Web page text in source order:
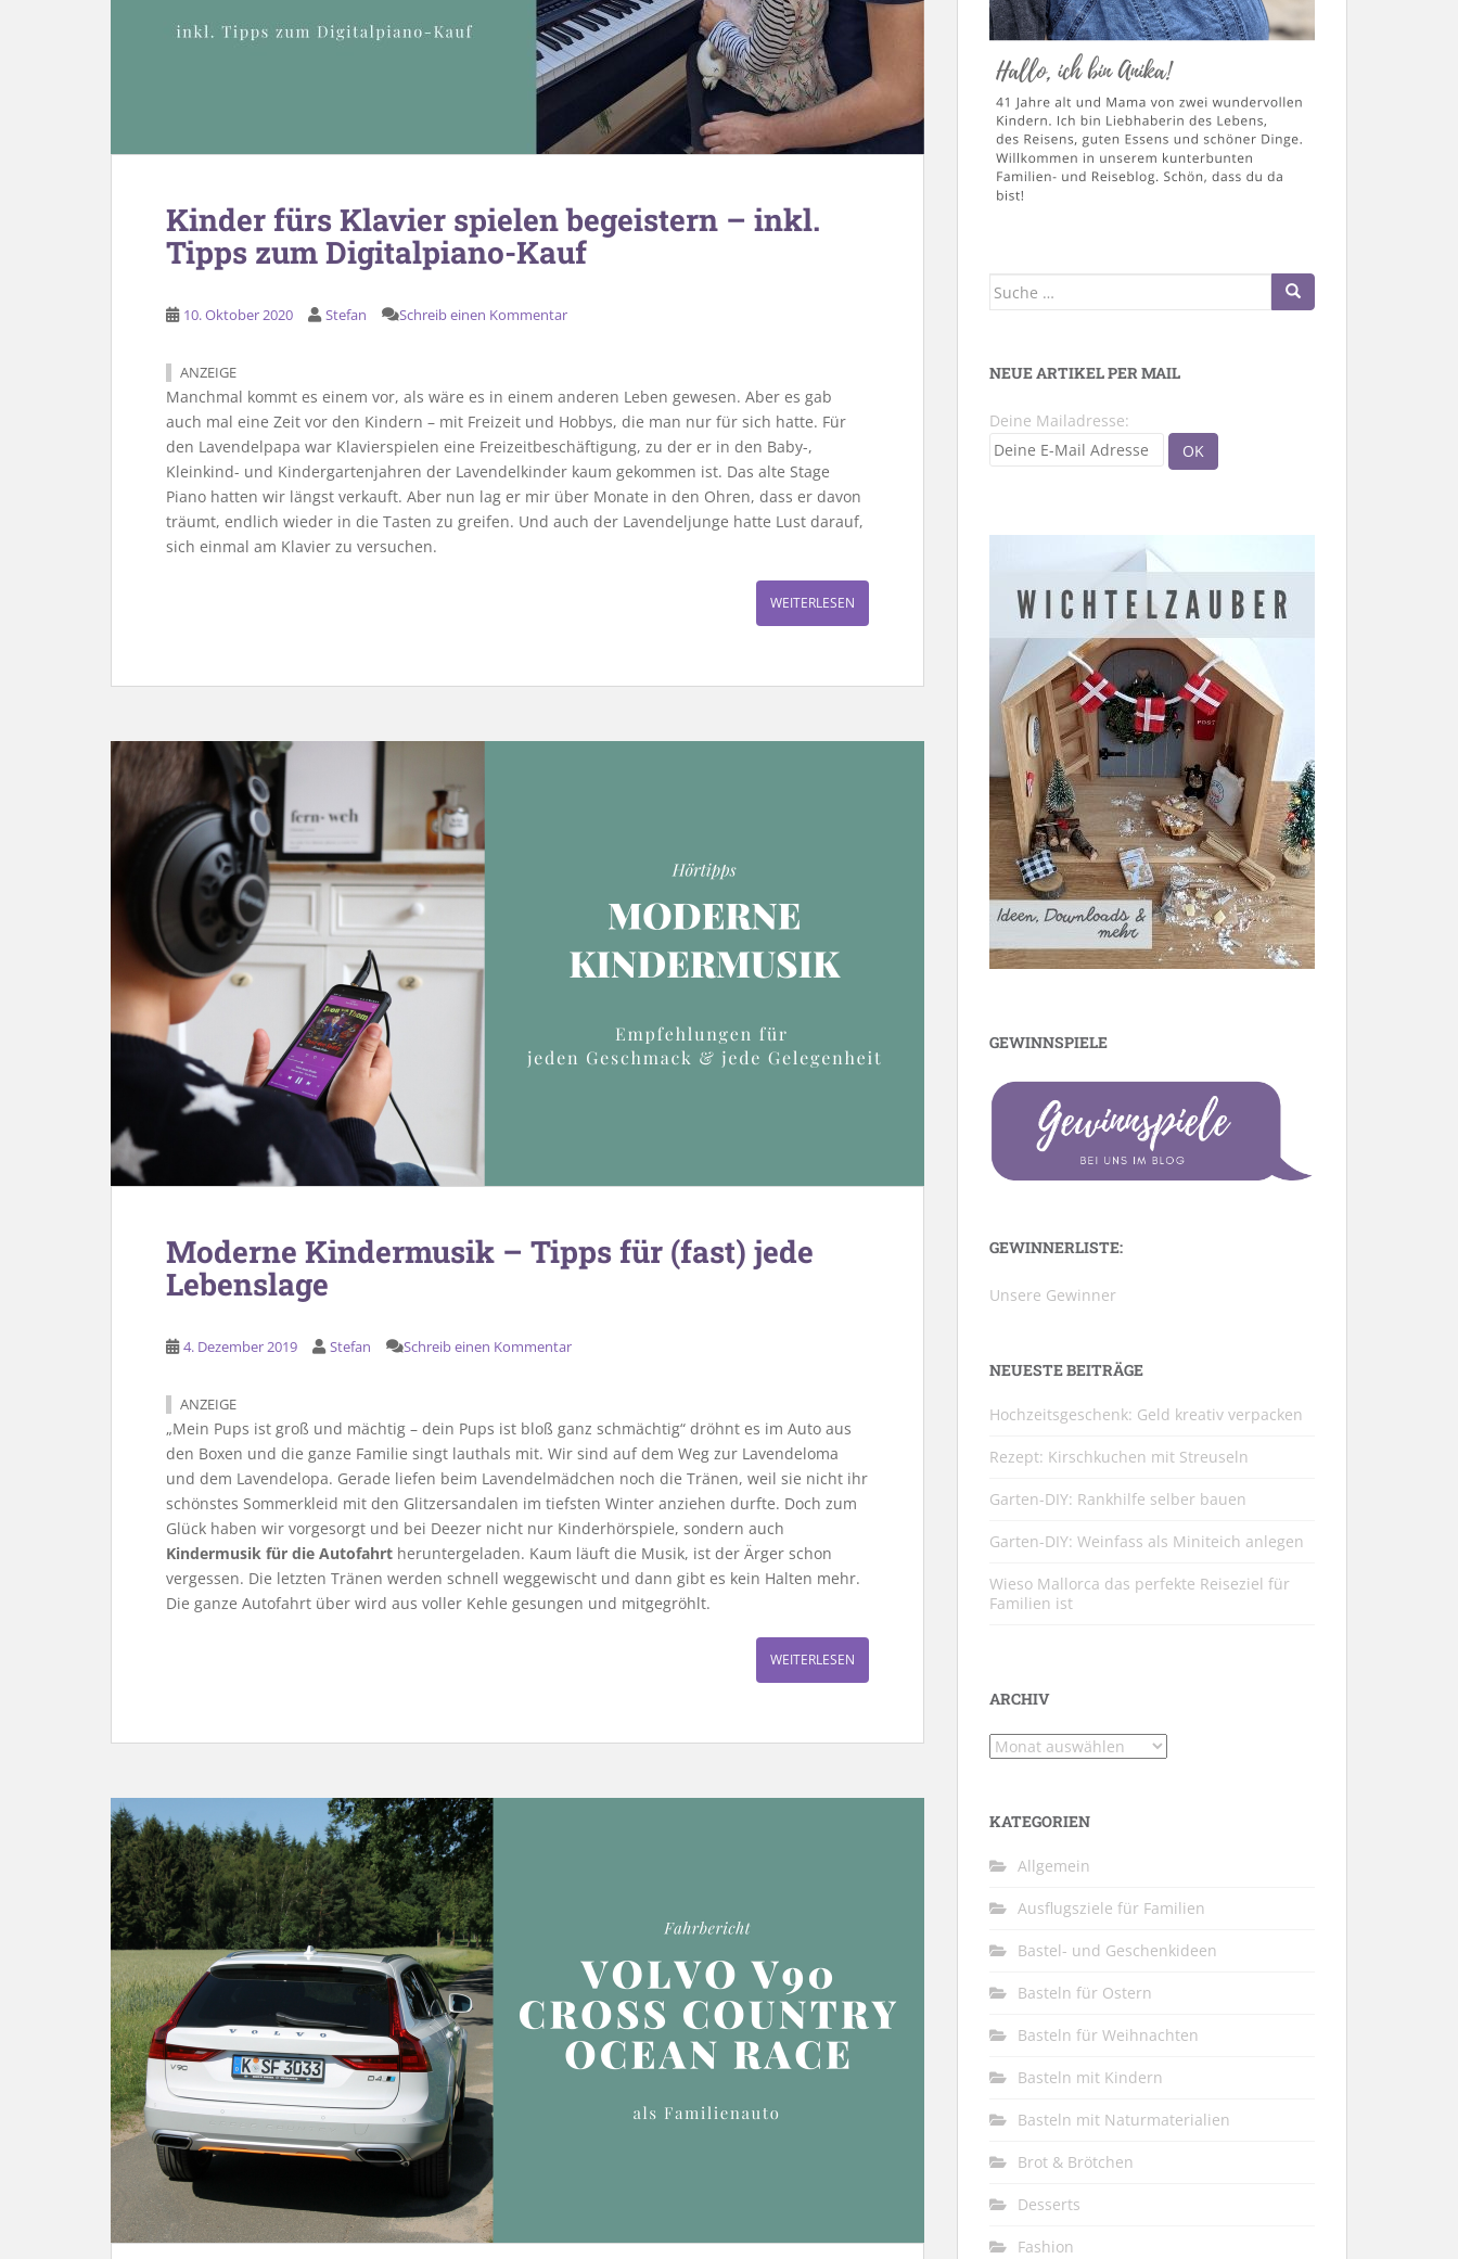
Kinder fürs Klavier spielen begeistern – inkl.
Tipps zum Digitalpiano-Kauf
10. Oktober 2020 Stefan Schreib einen Kommentar
ANZEIGE
Manchmal kommt es einem vor, als wäre es in einem anderen Leben gewesen. Aber es gab
auch mal eine Zeit vor den Kindern – mit Freizeit und Hobbys, die man nur für sich hatte. Für
den Lavendelpapa war Klavierspielen eine Freizeitbeschäftigung, zu der er in den Baby-,
Kleinkind- und Kindergartenjahren der Lavendelkinder kaum gekommen ist. Das alte Stage
Piano hatten wir längst verkauft. Aber nun lag er mir über Monate in den Ohren, dass er davon
träumt, endlich wieder in die Tasten zu greifen. Und auch der Lavendeljunge hatte Lust darauf,
sich einmal am Klavier zu versuchen.
WEITERLESEN
Moderne Kindermusik – Tipps für (fast) jede
Lebenslage
4. Dezember 2019 Stefan Schreib einen Kommentar
ANZEIGE
„Mein Pups ist groß und mächtig – dein Pups ist bloß ganz schmächtig“ dröhnt es im Auto aus
den Boxen und die ganze Familie singt lauthals mit. Wir sind auf dem Weg zur Lavendeloma
und dem Lavendelopa. Gerade liefen beim Lavendelmädchen noch die Tränen, weil sie nicht ihr
schönstes Sommerkleid mit den Glitzersandalen im tiefsten Winter anziehen durfte. Doch zum
Glück haben wir vorgesorgt und bei Deezer nicht nur Kinderhörspiele, sondern auch
Kindermusik für die Autofahrt heruntergeladen. Kaum läuft die Musik, ist der Ärger schon
vergessen. Die letzten Tränen werden schnell weggewischt und dann gibt es kein Halten mehr.
Die ganze Autofahrt über wird aus voller Kehle gesungen und mitgegröhlt.
WEITERLESEN
Suche
NEUE ARTIKEL PER MAIL
Deine Mailadresse:
GEWINNSPIELE
GEWINNERLISTE:
Unsere Gewinner
NEUESTE BEITRÄGE
Hochzeitsgeschenk: Geld kreativ verpacken
Rezept: Kirschkuchen mit Streuseln
Garten-DIY: Rankhilfe selber bauen
Garten-DIY: Weinfass als Miniteich anlegen
Wieso Mallorca das perfekte Reiseziel für
Familien ist
ARCHIV
Archiv
KATEGORIEN
Allgemein
Ausflugsziele für Familien
Bastel- und Geschenkideen
Basteln für Ostern
Basteln für Weihnachten
Basteln mit Kindern
Basteln mit Naturmaterialien
Brot & Brötchen
Desserts
Fashion